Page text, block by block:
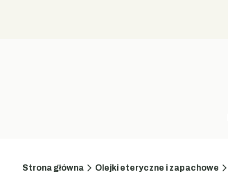
Strona główna Olejki eteryczne i zapachowe